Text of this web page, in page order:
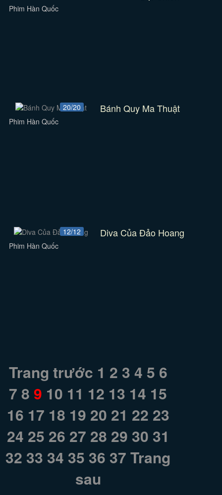
Phim Hàn Quốc
20/20 Bánh Quy Ma Thuật
Phim Hàn Quốc
12/12 Diva Của Đảo Hoang
Phim Hàn Quốc
Trang trước 1 2 3 4 5 6
7 8 9 10 11 12 13 14 15
16 17 18 19 20 21 22 23
24 25 26 27 28 29 30 31
32 33 34 35 36 37 Trang
sau